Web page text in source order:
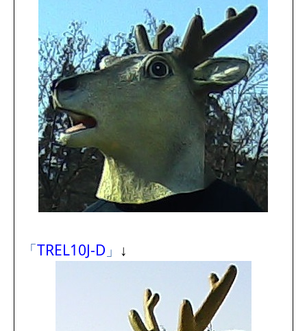
「TREL10J-D 」 ↓